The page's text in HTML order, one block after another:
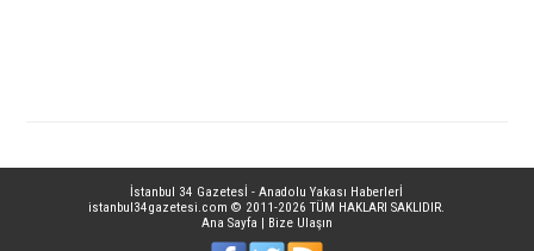
İstanbul 34 Gazetesİ - Anadolu Yakası Haberlerİ
istanbul34gazetesi.com © 2011-2026 TÜM HAKLARI SAKLIDIR.
Ana Sayfa | Bize Ulaşın